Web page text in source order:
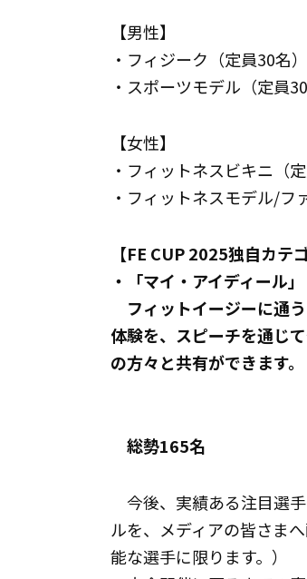
【男性】
・フィジーク（定員30名
・スポーツモデル（定員30
【女性】
・フィットネスビキニ（
・フィットネスモデル/フ
【FE CUP 2025独自カテ
・「マイ・アイディール」
フィットイージーに通
体験を、スピーチを通じ
の方々と共有ができます。
総勢165名
今後、実績ある注目選
ルを、メディ
能な選手に限ります。）